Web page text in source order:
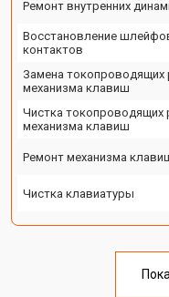
Ремонт внутренних
Восстановление
контактов
Замена токопроводящих
механизма клавиш
Чистка токопроводящих
механизма клавиш
Ремонт механизма
Чистка клавиатуры
Ремонт клавиш
Замена клавиш и